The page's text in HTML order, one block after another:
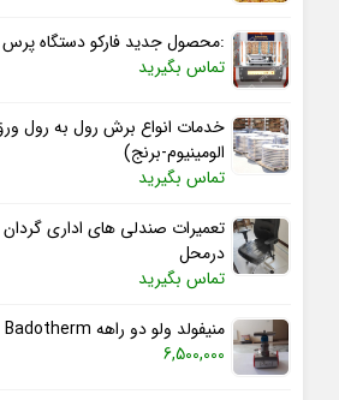
:محصول جدید فارکو دستگاه پرس
تماس بگیرید
خدمات انواع برش رول به رول
الومینیوم-برنج)
تماس بگیرید
تعمیرات صندلی های اداری گردان
درمحل
تماس بگیرید
منیفولد ولو دو راهه Badotherm
6,500,000